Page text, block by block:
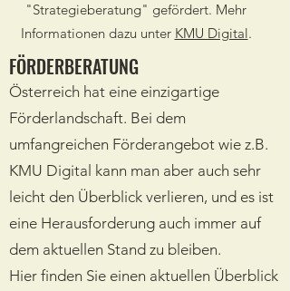
"Strategieberatung" gefördert. Mehr
Informationen dazu unter KMU Digital.
FÖRDERBERATUNG
Österreich hat eine einzigartige
Förderlandschaft. Bei dem
umfangreichen Förderangebot wie z.B.
KMU Digital kann man aber auch sehr
leicht den Überblick verlieren, und es ist
eine Herausforderung auch immer auf
dem aktuellen Stand zu bleiben.
Hier finden Sie einen aktuellen Überblick